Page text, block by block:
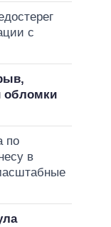
с
обломки
по
в